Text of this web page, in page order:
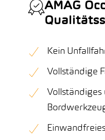
AMAG
Kein
Vollständige
Vollständiges